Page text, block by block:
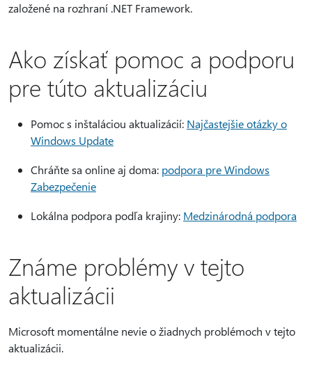
založené na rozhraní .NET Framework.
Ako získať pomoc a podporu
pre túto aktualizáciu
Pomoc s inštaláciou aktualizácií: Najčastejšie otázky o
Windows Update
Chráňte sa online aj doma: podpora pre Windows
Zabezpečenie
Lokálna podpora podľa krajiny: Medzinárodná podpora
Známe problémy v tejto
aktualizácii
Microsoft momentálne nevie o žiadnych problémoch v tejto
aktualizácii.